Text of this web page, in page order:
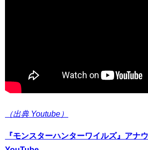
（出典 Youtube）
『モンスターハンターワイルズ』アナ